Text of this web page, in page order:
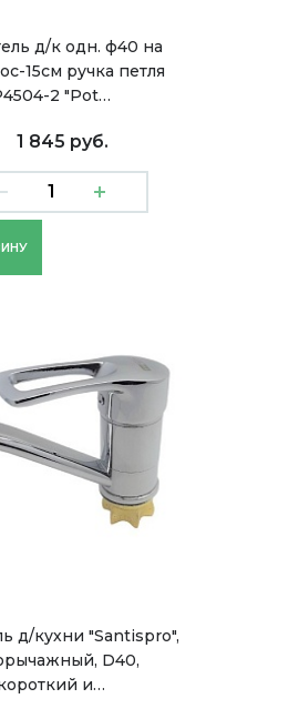
д/к одн. ф40 на
15см ручка петля
2 "Pot…
1 845 руб.
д/кухни "Santispro",
D40,
и…